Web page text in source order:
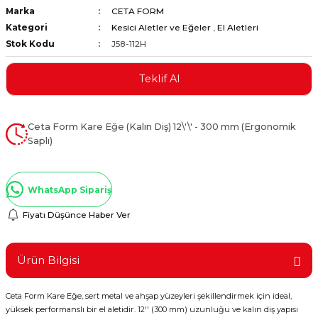
ve Penseler
Marka
CETA FORM
Kategori
Kesici Aletler ve Eğeler , El Aletleri
Stok Kodu
J58-112H
Teklif Al
Ceta Form Kare Eğe (Kalın Diş) 12\'\' - 300 mm (Ergonomik
Saplı)
WhatsApp Sipariş
Fiyatı Düşünce Haber Ver
Ürün Bilgisi
Ceta Form Kare Eğe, sert metal ve ahşap yüzeyleri şekillendirmek için ideal,
yüksek performanslı bir el aletidir. 12'' (300 mm) uzunluğu ve kalın diş yapısı